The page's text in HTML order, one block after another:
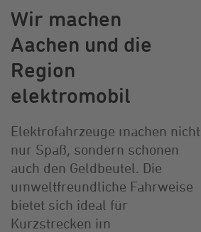
Wir machen
Aachen und die
Region
elektromobil
Elektrofahrzeuge machen nicht
nur Spaß, sondern schonen
auch den Geldbeutel. Die
umweltfreundliche Fahrweise
bietet sich ideal für
Kurzstrecken im